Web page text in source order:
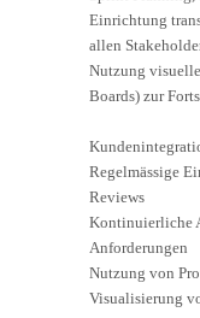
Einrichtung
allen
Nutzung
Boards) zur
Regelmässige
Reviews
Kontinuierliche
Anforderungen
Nutzung von
Visualisierung